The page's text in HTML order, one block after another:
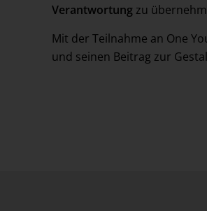
Verantwortung zu
Mit der Teilnahme an One
und seinen Beitrag zur